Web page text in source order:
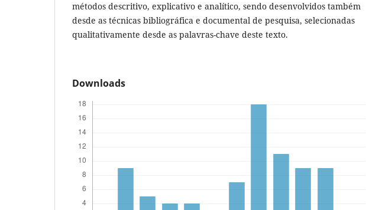
métodos descritivo, explicativo e analítico, sendo desenvolvidos também
desde as técnicas bibliográfica e documental de pesquisa, selecionadas
qualitativamente desde as palavras-chave deste texto.
Downloads